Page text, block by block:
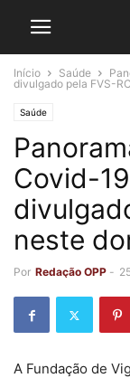
Início Saúde
divulgado pela FVS-
Saúde
Covid-
neste
Por Redação OPP -
A Fundação de